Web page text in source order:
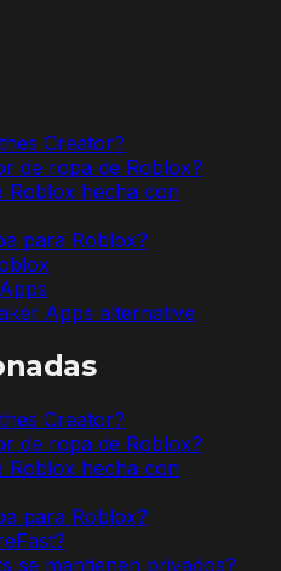
Creator?
de ropa de Roblox?
Roblox hecha con
para Roblox?
Apps alternative
Creator?
de ropa de Roblox?
Roblox hecha con
para Roblox?
se mantienen privados?